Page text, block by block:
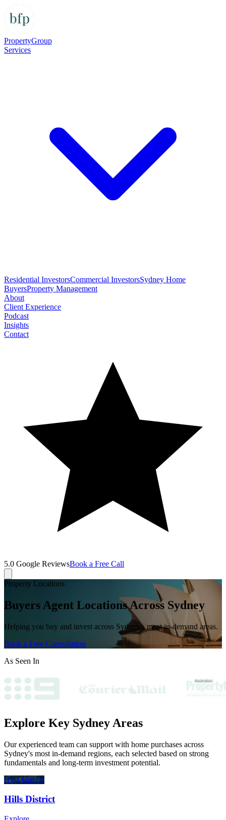
PropertyGroup
Services
Residential InvestorsCommercial InvestorsSydney Home
BuyersProperty Management
About
Client Experience
Podcast
Insights
Contact
5.0 Google Reviews​​​​‌ ‍ ​‍​‍‌‍ ‌ ​‍‌‍‍‌‌‍‌ ‌‍‍‌‌‍ ‍​‍​‍​ ‍‍​‍​‍‌ ​ ‌‍​‌‌‍ ‍‌‍‍‌‌ ‌​‌ ‍‌​‍ ‍‌‍‍‌‌‍ ​‍​‍​‍ ​​‍​‍‌‍‍​‌ ​‍‌‍‌‌‌‍‌‍​‍​‍​ ‍‍​‍​‍‌‍‍​‌ ‌​‌ ‌​‌ ​​‌ ​ ​ ‍‍​‍ ​‍ ‌‍​‍‌‍‌‍‌ ​​​‍ ‌‌ ​​‌ ​‍‌‍ ‌ ​​‌‍‌‌‌ ​‍‌ ‌​‌ ‍‌​‍ ‌‌‍‌ ‌ ​‍‌‍ ‌ ‌‌‌ ​​​‍ ‍‌ ‌‍‌‍‌‌‌ ​‍‌‍​ ‌‍‌‌‌‍ ​​‍ ‍‌‍​‌‌ ​​‌ ​​​‍ ‌ ​ ‌ ‌​‌ ‌‌‌‍‌​‌‍‍‌‌‍ ​‍ ‌‍‍‌‌‍ ‍‌ ‌​‌‍‌‌‌‍ ‍‌ ‌​​‍ ‌‍‌‌‌‍‌​‌‍‍‌‌ ‌​​‍ ‌‍ ‌‌‍ ‌‍‌​‌‍‌‌​ ‌‌ ​​‌ ​‍‌‍‌‌‌ ​ ‌‍‌‌‌‍ ‍‌ ‌​‌‍​‌‌ ‌​‌‍‍‌‌‍ ‌‍ ‍​ ‍ ‌‍‍‌‌‍‌​​ ‌‌ ​ ‌‍‍‌‌ ‌​‌‍‌‌‌‌​ ‌‍‌‌‌ ‌​‌ ‌​‌‍‍‌‌‍ ‍‌‍‌ ‌ ​ ​ ‍ ‌ ‌​‌ ‍‌‌ ​​‌‍‌‌​ ‌‌ ​ ‌‍‍‌‌ ‌​‌‍‌‌‌‌​ ‌‍‌‌‌ ‌​‌ ‌​‌‍‍‌‌‍ ‍‌‍‌ ‌ ​ ​ ‍ ‌ ​​‌‍​‌‌ ‌​‌‍‍​​ ‌‌ ​‍‌‍‌‌‌ ‌‍‌‍‍‌‌‍‌‌‌ ‌ ‌​ ​‌‍​‌‌‍​‍‌‍‌‌‌‍ ​​ ‌‍​‍‌‍​‌‌ ​ ‌‍‌‌‌‌‌‌‌ ​‍‌‍ ​​ ‌‌‍‍​‌ ‌​‌ ‌​‌ ​​‌ ​ ​‍‌‌​ ​ ‌​​‌​‍‌‌​ ​‍‌​‌‍​‍‌‌​ ​‍‌​‌‍‌‍​‍‌‍‌‍‌ ​​​‍ ‌‌ ​​‌ ​‍‌‍ ‌ ​​‌‍‌‌‌ ​‍‌ ‌​‌ ‍‌​‍ ‌‌‍‌ ‌ ​‍‌‍ ‌ ‌‌‌ ​​​‍ ‍‌ ‌‍‌‍‌‌‌ ​‍‌‍​ ‌‍‌‌‌‍ ​​‍ ‍‌‍​‌‌ ​​‌ ​​​‍‌‌​ ​‍‌​‌‍‌ ​ ‌ ‌​‌ ‌‌‌‍‌​‌‍‍‌‌‍ ​‍‌‍‌‍‍‌‌‍‌​​ ‌‌ ​ ‌‍‍‌‌ ‌​‌‍‌‌‌‌​ ‌‍‌‌‌ ‌​‌ ‌​‌‍‍‌‌‍ ‍‌‍‌ ‌ ​ ​‍‌‍‌ ‌​‌ ‍‌‌ ​​‌‍‌‌​ ‌‌ ​ ‌‍‍‌‌ ‌​‌‍‌‌‌‌​ ‌‍‌‌‌ ‌​‌ ‌​‌‍‍‌‌‍ ‍‌‍‌ ‌ ​ ​‍‌‍‌ ​​‌‍​‌‌ ‌​‌‍‍​​ ‌‌ ​‍‌‍‌‌‌ ‌‍‌‍‍‌‌‍‌‌‌ ‌ ‌​ ​‌‍​‌‌‍​‍‌‍‌‌‌‍ ​​‍‌‍‌ ​​‌‍‌‌‌ ​‍‌ ​ ‌ ​​‌‍‌‌‌‍​ ‌ ‌​‌‍‍‌‌ ‌‍‌‍‌‌​ ‌‌ ​​‌ ‌‌‌‍​‍‌‍ ​‌‍‍‌‌ ​ ‌‍‍​‌‍‌‌‌‍‌​​‍​‍‌ ‌Book a Free Call​​​​‌ ‍ ​‍​‍‌‍ ‌ ​‍‌‍‍‌‌‍‌ ‌‍‍‌‌‍ ‍​‍​‍​ ‍‍​‍​‍‌ ​ ‌‍​‌‌‍ ‍‌‍‍‌‌ ‌​‌ ‍‌​‍ ‍‌‍‍‌‌‍ ​‍​‍​‍ ​​‍​‍‌‍‍​‌ ​‍‌‍‌‌‌‍‌‍​‍​‍​ ‍‍​‍​‍‌‍‍​‌ ‌​‌ ‌​‌ ​​‌ ​ ​ ‍‍​‍ ​‍ ‌‍​‍‌‍‌‍‌ ​​​‍ ‌‌ ​​‌ ​‍‌‍ ‌ ​​‌‍‌‌‌ ​‍‌ ‌​‌ ‍‌​‍ ‌‌‍‌ ‌ ​‍‌‍ ‌ ‌‌‌ ​​​‍ ‍‌ ‌‍‌‍‌‌‌ ​‍‌‍​ ‌‍‌‌‌‍ ​​‍ ‍‌‍​‌‌ ​​‌ ​​​‍ ‌ ​ ‌ ‌​‌ ‌‌‌‍‌​‌‍‍‌‌‍ ​‍ ‌‍‍‌‌‍ ‍‌ ‌​‌‍‌‌‌‍ ‍‌ ‌​​‍ ‌‍‌‌‌‍‌​‌‍‍‌‌ ‌​​‍ ‌‍ ‌‌‍ ‌‍‌​‌‍‌‌​ ‌‌ ​​‌ ​‍‌‍‌‌‌ ​ ‌‍‌‌‌‍ ‍‌ ‌​‌‍​‌‌ ‌​‌‍‍‌‌‍ ‌‍ ‍​ ‍ ‌‍‍‌‌‍‌​​ ‌‌ ​ ‌‍‍‌‌ ‌​‌‍‌‌‌‌​ ‌‍‌‌‌ ‌​‌ ‌​‌‍‍‌‌‍ ‍‌‍‌ ‌ ​ ​ ‍ ‌ ‌​‌ ‍‌‌ ​​‌‍‌‌​ ‌‌ ​ ‌‍‍‌‌ ‌​‌‍‌‌‌‌​ ‌‍‌‌‌ ‌​‌ ‌​‌‍‍‌‌‍ ‍‌‍‌ ‌ ​ ​ ‍ ‌ ​​‌‍​‌‌ ‌​‌‍‍​​ ‌‌ ​​‌ ​‍‌‍‍‌‌‍ ‌‌‍​‌‌ ​‍‌ ‍‌‌​​ ‌ ‌​‌‍​‌‌​ ​‌‍​‌‌‍​‍‌‍‌‌‌‍ ​​ ‌‍​‍‌‍​‌‌ ​ ‌‍‌‌‌‌‌‌‌ ​‍‌‍ ​​ ‌‌‍‍​‌ ‌​‌ ‌​‌ ​​‌ ​ ​‍‌‌​ ​ ‌​​‌​‍‌‌​ ​‍‌​‌‍​‍‌‌​ ​‍‌​‌‍‌‍​‍‌‍‌‍‌ ​​​‍ ‌‌ ​​‌ ​‍‌‍ ‌ ​​‌‍‌‌‌ ​‍‌ ‌​‌ ‍‌​‍ ‌‌‍‌ ‌ ​‍‌‍ ‌ ‌‌‌ ​​​‍ ‍‌ ‌‍‌‍‌‌‌ ​‍‌‍​ ‌‍‌‌‌‍ ​​‍ ‍‌‍​‌‌ ​​‌ ​​​‍‌‌​ ​‍‌​‌‍‌ ​ ‌ ‌​‌ ‌‌‌‍‌​‌‍‍‌‌‍ ​‍‌‍‌‍‍‌‌‍‌​​ ‌‌ ​ ‌‍‍‌‌ ‌​‌‍‌‌‌‌​ ‌‍‌‌‌ ‌​‌ ‌​‌‍‍‌‌‍ ‍‌‍‌ ‌ ​ ​‍‌‍‌ ‌​‌ ‍‌‌ ​​‌‍‌‌​ ‌‌ ​ ‌‍‍‌‌ ‌​‌‍‌‌‌‌​ ‌‍‌‌‌ ‌​‌ ‌​‌‍‍‌‌‍ ‍‌‍‌ ‌ ​ ​‍‌‍‌ ​​‌‍​‌‌ ‌​‌‍‍​​ ‌‌ ​​‌ ​‍‌‍‍‌‌‍ ‌‌‍​‌‌ ​‍‌ ‍‌‌​​ ‌ ‌​‌‍​‌‌​ ​‌‍​‌‌‍​‍‌‍‌‌‌‍ ​​‍‌‍‌ ​​‌‍‌‌‌ ​‍‌ ​ ‌ ​​‌‍‌‌‌‍​ ‌ ‌​‌‍‍‌‌ ‌‍‌‍‌‌​ ‌‌ ​​‌ ‌‌‌‍​‍‌‍ ​‌‍‍‌‌ ​ ‌‍‍​‌‍‌‌‌‍‌​​‍​‍‌ ‌
Property Locations​​​​‌ ‍ ​‍​‍‌‍ ‌ ​‍‌‍‍‌‌‍‌ ‌‍‍‌‌‍ ‍​‍​‍​ ‍‍​‍​‍‌ ​ ‌‍​‌‌‍ ‍‌‍‍‌‌ ‌​‌ ‍‌​‍ ‍‌‍‍‌‌‍ ​‍​‍​‍ ​​‍​‍‌‍‍​‌ ​‍‌‍‌‌‌‍‌‍​‍​‍​ ‍‍​‍​‍‌‍‍​‌ ‌​‌ ‌​‌ ​​‌ ​ ​ ‍‍​‍ ​‍ ‌‍​‍‌‍‌‍‌ ​​​‍ ‌‌ ​​‌ ​‍‌‍ ‌ ​​‌‍‌‌‌ ​‍‌ ‌​‌ ‍‌​‍ ‌‌‍‌ ‌ ​‍‌‍ ‌ ‌‌‌ ​​​‍ ‍‌ ‌‍‌‍‌‌‌ ​‍‌‍​ ‌‍‌‌‌‍ ​​‍ ‍‌‍​‌‌ ​​‌ ​​​‍ ‌ ​ ‌ ‌​‌ ‌‌‌‍‌​‌‍‍‌‌‍ ​‍ ‌‍‍‌‌‍ ‍‌ ‌​‌‍‌‌‌‍ ‍‌ ‌​​‍ ‌‍‌‌‌‍‌​‌‍‍‌‌ ‌​​‍ ‌‍ ‌‌‍ ‌‍‌​‌‍‌‌​ ‌‌ ​​‌ ​‍‌‍‌‌‌ ​ ‌‍‌‌‌‍ ‍‌ ‌​‌‍​‌‌ ‌​‌‍‍‌‌‍ ‌‍ ‍​ ‍ ‌‍‍‌‌‍‌​​ ‌‌‍ ​‌‍ ‌‍​ ‌‍​‌‌ ‌​‌‍‍‌‌‍ ‌‍ ‍‌ ​ ‌‌​​‌‍​‌‌‍‌ ‌‍‌‌​ ‍ ‌ ‌​‌ ‍‌‌ ​​‌‍‌‌​ ‌‌‍ ​‌‍ ‌‍​ ‌‍​‌‌ ‌​‌‍‍‌‌‍ ‌‍ ‍‌ ​ ‌‌​​‌‍​‌‌‍‌ ‌‍‌‌​ ‍ ‌ ​​‌‍​‌‌ ‌​‌‍‍​​ ‌‌‍‍​‌‍‌‌‌ ​‍‌‍ ​‍ ‍‌‍‌‌‌ ‍‌‌‍‌‌‌‍​‍‌ ​‍‌‍ ‌ ‌ ​ ‌‍​‍‌‍​‌‌ ​ ‌‍‌‌‌‌‌‌‌ ​‍‌‍ ​​ ‌‌‍‍​‌ ‌​‌ ‌​‌ ​​‌ ​ ​‍‌‌​ ​ ‌​​‌​‍‌‌​ ​‍‌​‌‍​‍‌‌​ ​‍‌​‌‍‌‍​‍‌‍‌‍‌ ​​​‍ ‌‌ ​​‌ ​‍‌‍ ‌ ​​‌‍‌‌‌ ​‍‌ ‌​‌ ‍‌​‍ ‌‌‍‌ ‌ ​‍‌‍ ‌ ‌‌‌ ​​​‍ ‍‌ ‌‍‌‍‌‌‌ ​‍‌‍​ ‌‍‌‌‌‍ ​​‍ ‍‌‍​‌‌ ​​‌ ​​​‍‌‌​ ​‍‌​‌‍‌ ​ ‌ ‌​‌ ‌‌‌‍‌​‌‍‍‌‌‍ ​‍‌‍‌‍‍‌‌‍‌​​ ‌‌‍ ​‌‍ ‌‍​ ‌‍​‌‌ ‌​‌‍‍‌‌‍ ‌‍ ‍‌ ​ ‌‌​​‌‍​‌‌‍‌ ‌‍‌‌​‍‌‍‌ ‌​‌ ‍‌‌ ​​‌‍‌‌​ ‌‌‍ ​‌‍ ‌‍​ ‌‍​‌‌ ‌​‌‍‍‌‌‍ ‌‍ ‍‌ ​ ‌‌​​‌‍​‌‌‍‌ ‌‍‌‌​‍‌‍‌ ​​‌‍​‌‌ ‌​‌‍‍​​ ‌‌‍‍​‌‍‌‌‌ ​‍‌‍ ​‍ ‍‌‍‌‌‌ ‍‌‌‍‌‌‌‍​‍‌ ​‍‌‍ ‌ ‌ ​‍‌‍‌ ​​‌‍‌‌‌ ​‍‌ ​ ‌ ​​‌‍‌‌‌‍​ ‌ ‌​‌‍‍‌‌ ‌‍‌‍‌‌​ ‌‌ ​​‌ ‌‌‌‍​‍‌‍ ​‌‍‍‌‌ ​ ‌‍‍​‌‍‌‌‌‍‌​​‍​‍‌ ‌
Buyers Agent Locations Across Sydney​​​​‌ ‍ ​‍​‍‌‍ ‌ ​‍‌‍‍‌‌‍‌ ‌‍‍‌‌‍ ‍​‍​‍​ ‍‍​‍​‍‌ ​ ‌‍​‌‌‍ ‍‌‍‍‌‌ ‌​‌ ‍‌​‍ ‍‌‍‍‌‌‍ ​‍​‍​‍ ​​‍​‍‌‍‍​‌ ​‍‌‍‌‌‌‍‌‍​‍​‍​ ‍‍​‍​‍‌‍‍​‌ ‌​‌ ‌​‌ ​​‌ ​ ​ ‍‍​‍ ​‍ ‌‍​‍‌‍‌‍‌ ​​​‍ ‌‌ ​​‌ ​‍‌‍ ‌ ​​‌‍‌‌‌ ​‍‌ ‌​‌ ‍‌​‍ ‌‌‍‌ ‌ ​‍‌‍ ‌ ‌‌‌ ​​​‍ ‍‌ ‌‍‌‍‌‌‌ ​‍‌‍​ ‌‍‌‌‌‍ ​​‍ ‍‌‍​‌‌ ​​‌ ​​​‍ ‌ ​ ‌ ‌​‌ ‌‌‌‍‌​‌‍‍‌‌‍ ​‍ ‌‍‍‌‌‍ ‍‌ ‌​‌‍‌‌‌‍ ‍‌ ‌​​‍ ‌‍‌‌‌‍‌​‌‍‍‌‌ ‌​​‍ ‌‍ ‌‌‍ ‌‍‌​‌‍‌‌​ ‌‌ ​​‌ ​‍‌‍‌‌‌ ​ ‌‍‌‌‌‍ ‍‌ ‌​‌‍​‌‌ ‌​‌‍‍‌‌‍ ‌‍ ‍​ ‍ ‌‍‍‌‌‍‌​​ ‌‌‍ ​‌‍ ‌‍​ ‌‍​‌‌ ‌​‌‍‍‌‌‍ ‌‍ ‍‌ ​ ‌‌​​‌‍​‌‌‍‌ ‌‍‌‌​ ‍ ‌ ‌​‌ ‍‌‌ ​​‌‍‌‌​ ‌‌‍ ​‌‍ ‌‍​ ‌‍​‌‌ ‌​‌‍‍‌‌‍ ‌‍ ‍‌ ​ ‌‌​​‌‍​‌‌‍‌ ‌‍‌‌​ ‍ ‌ ​​‌‍​‌‌ ‌​‌‍‍​​ ‌‌‍‍​‌‍‌‌‌ ​‍‌‍ ​‍ ‍‌‍‍​‌‍‌‌‌‍​‌‌‍‌​‌‍ ​‌‍‍‌‌‍ ‍‌‍‌‌​ ‌‍​‍‌‍​‌‌ ​ ‌‍‌‌‌‌‌‌‌ ​‍‌‍ ​​ ‌‌‍‍​‌ ‌​‌ ‌​‌ ​​‌ ​ ​‍‌‌​ ​ ‌​​‌​‍‌‌​ ​‍‌​‌‍​‍‌‌​ ​‍‌​‌‍‌‍​‍‌‍‌‍‌ ​​​‍ ‌‌ ​​‌ ​‍‌‍ ‌ ​​‌‍‌‌‌ ​‍‌ ‌​‌ ‍‌​‍ ‌‌‍‌ ‌ ​‍‌‍ ‌ ‌‌‌ ​​​‍ ‍‌ ‌‍‌‍‌‌‌ ​‍‌‍​ ‌‍‌‌‌‍ ​​‍ ‍‌‍​‌‌ ​​‌ ​​​‍‌‌​ ​‍‌​‌‍‌ ​ ‌ ‌​‌ ‌‌‌‍‌​‌‍‍‌‌‍ ​‍‌‍‌‍‍‌‌‍‌​​ ‌‌‍ ​‌‍ ‌‍​ ‌‍​‌‌ ‌​‌‍‍‌‌‍ ‌‍ ‍‌ ​ ‌‌​​‌‍​‌‌‍‌ ‌‍‌‌​‍‌‍‌ ‌​‌ ‍‌‌ ​​‌‍‌‌​ ‌‌‍ ​‌‍ ‌‍​ ‌‍​‌‌ ‌​‌‍‍‌‌‍ ‌‍ ‍‌ ​ ‌‌​​‌‍​‌‌‍‌ ‌‍‌‌​‍‌‍‌ ​​‌‍​‌‌ ‌​‌‍‍​​ ‌‌‍‍​‌‍‌‌‌ ​‍‌‍ ​‍ ‍‌‍‍​‌‍‌‌‌‍​‌‌‍‌​‌‍ ​‌‍‍‌‌‍ ‍‌‍‌‌​‍‌‍‌ ​​‌‍‌‌‌ ​‍‌ ​ ‌ ​​‌‍‌‌‌‍​ ‌ ‌​‌‍‍‌‌ ‌‍‌‍‌‌​ ‌‌ ​​‌ ‌‌‌‍​‍‌‍ ​‌‍‍‌‌ ​ ‌‍‍​‌‍‌‌‌‍‌​​‍​‍‌ ‌
Helping you buy and invest across Sydney's most in-demand areas.​​​​‌ ‍ ​‍​‍‌‍ ‌ ​‍‌‍‍‌‌‍‌ ‌‍‍‌‌‍ ‍​‍​‍​ ‍‍​‍​‍‌ ​ ‌‍​‌‌‍ ‍‌‍‍‌‌ ‌​‌ ‍‌​‍ ‍‌‍‍‌‌‍ ​‍​‍​‍ ​​‍​‍‌‍‍​‌ ​‍‌‍‌‌‌‍‌‍​‍​‍​ ‍‍​‍​‍‌‍‍​‌ ‌​‌ ‌​‌ ​​‌ ​ ​ ‍‍​‍ ​‍ ‌‍​‍‌‍‌‍‌ ​​​‍ ‌‌ ​​‌ ​‍‌‍ ‌ ​​‌‍‌‌‌ ​‍‌ ‌​‌ ‍‌​‍ ‌‌‍‌ ‌ ​‍‌‍ ‌ ‌‌‌ ​​​‍ ‍‌ ‌‍‌‍‌‌‌ ​‍‌‍​ ‌‍‌‌‌‍ ​​‍ ‍‌‍​‌‌ ​​‌ ​​​‍ ‌ ​ ‌ ‌​‌ ‌‌‌‍‌​‌‍‍‌‌‍ ​‍ ‌‍‍‌‌‍ ‍‌ ‌​‌‍‌‌‌‍ ‍‌ ‌​​‍ ‌‍‌‌‌‍‌​‌‍‍‌‌ ‌​​‍ ‌‍ ‌‌‍ ‌‍‌​‌‍‌‌​ ‌‌ ​​‌ ​‍‌‍‌‌‌ ​ ‌‍‌‌‌‍ ‍‌ ‌​‌‍​‌‌ ‌​‌‍‍‌‌‍ ‌‍ ‍​ ‍ ‌‍‍‌‌‍‌​​ ‌‌‍ ​‌‍ ‌‍​ ‌‍​‌‌ ‌​‌‍‍‌‌‍ ‌‍ ‍‌ ​ ‌‌​​‌‍​‌‌‍‌ ‌‍‌‌​ ‍ ‌ ‌​‌ ‍‌‌ ​​‌‍‌‌​ ‌‌‍ ​‌‍ ‌‍​ ‌‍​‌‌ ‌​‌‍‍‌‌‍ ‌‍ ‍‌ ​ ‌‌​​‌‍​‌‌‍‌ ‌‍‌‌​ ‍ ‌ ​​‌‍​‌‌ ‌​‌‍‍​​ ‌‌‍‍​‌‍‌‌‌ ​‍‌‍ ​‍ ‍‌ ​ ‌ ‌‌‌‍​‍‌‍‍​‌‍‌‌‌‍​‌‌‍‌​‌‍‍‌‌‍ ‍‌‍‌ ​ ‌‍​‍‌‍​‌‌ ​ ‌‍‌‌‌‌‌‌‌ ​‍‌‍ ​​ ‌‌‍‍​‌ ‌​‌ ‌​‌ ​​‌ ​ ​‍‌‌​ ​ ‌​​‌​‍‌‌​ ​‍‌​‌‍​‍‌‌​ ​‍‌​‌‍‌‍​‍‌‍‌‍‌ ​​​‍ ‌‌ ​​‌ ​‍‌‍ ‌ ​​‌‍‌‌‌ ​‍‌ ‌​‌ ‍‌​‍ ‌‌‍‌ ‌ ​‍‌‍ ‌ ‌‌‌ ​​​‍ ‍‌ ‌‍‌‍‌‌‌ ​‍‌‍​ ‌‍‌‌‌‍ ​​‍ ‍‌‍​‌‌ ​​‌ ​​​‍‌‌​ ​‍‌​‌‍‌ ​ ‌ ‌​‌ ‌‌‌‍‌​‌‍‍‌‌‍ ​‍‌‍‌‍‍‌‌‍‌​​ ‌‌‍ ​‌‍ ‌‍​ ‌‍​‌‌ ‌​‌‍‍‌‌‍ ‌‍ ‍‌ ​ ‌‌​​‌‍​‌‌‍‌ ‌‍‌‌​‍‌‍‌ ‌​‌ ‍‌‌ ​​‌‍‌‌​ ‌‌‍ ​‌‍ ‌‍​ ‌‍​‌‌ ‌​‌‍‍‌‌‍ ‌‍ ‍‌ ​ ‌‌​​‌‍​‌‌‍‌ ‌‍‌‌​‍‌‍‌ ​​‌‍​‌‌ ‌​‌‍‍​​ ‌‌‍‍​‌‍‌‌‌ ​‍‌‍ ​‍ ‍‌ ​ ‌ ‌‌‌‍​‍‌‍‍​‌‍‌‌‌‍​‌‌‍‌​‌‍‍‌‌‍ ‍‌‍‌ ​‍‌‍‌ ​​‌‍‌‌‌ ​‍‌ ​ ‌ ​​‌‍‌‌‌‍​ ‌ ‌​‌‍‍‌‌ ‌‍‌‍‌‌​ ‌‌ ​​‌ ‌‌‌‍​‍‌‍ ​‌‍‍‌‌ ​ ‌‍‍​‌‍‌‌‌‍‌​​‍​‍‌ ‌
Book a Free Consultation​​​​‌ ‍ ​‍​‍‌‍ ‌ ​‍‌‍‍‌‌‍‌ ‌‍‍‌‌‍ ‍​‍​‍​ ‍‍​‍​‍‌ ​ ‌‍​‌‌‍ ‍‌‍‍‌‌ ‌​‌ ‍‌​‍ ‍‌‍‍‌‌‍ ​‍​‍​‍ ​​‍​‍‌‍‍​‌ ​‍‌‍‌‌‌‍‌‍​‍​‍​ ‍‍​‍​‍‌‍‍​‌ ‌​‌ ‌​‌ ​​‌ ​ ​ ‍‍​‍ ​‍ ‌‍​‍‌‍‌‍‌ ​​​‍ ‌‌ ​​‌ ​‍‌‍ ‌ ​​‌‍‌‌‌ ​‍‌ ‌​‌ ‍‌​‍ ‌‌‍‌ ‌ ​‍‌‍ ‌ ‌‌‌ ​​​‍ ‍‌ ‌‍‌‍‌‌‌ ​‍‌‍​ ‌‍‌‌‌‍ ​​‍ ‍‌‍​‌‌ ​​‌ ​​​‍ ‌ ​ ‌ ‌​‌ ‌‌‌‍‌​‌‍‍‌‌‍ ​‍ ‌‍‍‌‌‍ ‍‌ ‌​‌‍‌‌‌‍ ‍‌ ‌​​‍ ‌‍‌‌‌‍‌​‌‍‍‌‌ ‌​​‍ ‌‍ ‌‌‍ ‌‍‌​‌‍‌‌​ ‌‌ ​​‌ ​‍‌‍‌‌‌ ​ ‌‍‌‌‌‍ ‍‌ ‌​‌‍​‌‌ ‌​‌‍‍‌‌‍ ‌‍ ‍​ ‍ ‌‍‍‌‌‍‌​​ ‌‌‍ ​‌‍ ‌‍​ ‌‍​‌‌ ‌​‌‍‍‌‌‍ ‌‍ ‍‌ ​ ‌‌​​‌‍​‌‌‍‌ ‌‍‌‌​ ‍ ‌ ‌​‌ ‍‌‌ ​​‌‍‌‌​ ‌‌‍ ​‌‍ ‌‍​ ‌‍​‌‌ ‌​‌‍‍‌‌‍ ‌‍ ‍‌ ​ ‌‌​​‌‍​‌‌‍‌ ‌‍‌‌​ ‍ ‌ ​​‌‍​‌‌ ‌​‌‍‍​​ ‌‌‍‍​‌‍‌‌‌ ​‍‌‍ ​‍ ‍‌ ​​‌ ​‍‌‍‍‌‌‍ ‌‌‍​‌‌ ​‍‌ ‍‌‌​​ ‌ ‌​‌‍​‌​‍ ‍‌‍ ​‌‍​‌‌‍​‍‌‍‌‌‌‍ ​​ ‌‍​‍‌‍​‌‌ ​ ‌‍‌‌‌‌‌‌‌ ​‍‌‍ ​​ ‌‌‍‍​‌ ‌​‌ ‌​‌ ​​‌ ​ ​‍‌‌​ ​ ‌​​‌​‍‌‌​ ​‍‌​‌‍​‍‌‌​ ​‍‌​‌‍‌‍​‍‌‍‌‍‌ ​​​‍ ‌‌ ​​‌ ​‍‌‍ ‌ ​​‌‍‌‌‌ ​‍‌ ‌​‌ ‍‌​‍ ‌‌‍‌ ‌ ​‍‌‍ ‌ ‌‌‌ ​​​‍ ‍‌ ‌‍‌‍‌‌‌ ​‍‌‍​ ‌‍‌‌‌‍ ​​‍ ‍‌‍​‌‌ ​​‌ ​​​‍‌‌​ ​‍‌​‌‍‌ ​ ‌ ‌​‌ ‌‌‌‍‌​‌‍‍‌‌‍ ​‍‌‍‌‍‍‌‌‍‌​​ ‌‌‍ ​‌‍ ‌‍​ ‌‍​‌‌ ‌​‌‍‍‌‌‍ ‌‍ ‍‌ ​ ‌‌​​‌‍​‌‌‍‌ ‌‍‌‌​‍‌‍‌ ‌​‌ ‍‌‌ ​​‌‍‌‌​ ‌‌‍ ​‌‍ ‌‍​ ‌‍​‌‌ ‌​‌‍‍‌‌‍ ‌‍ ‍‌ ​ ‌‌​​‌‍​‌‌‍‌ ‌‍‌‌​‍‌‍‌ ​​‌‍​‌‌ ‌​‌‍‍​​ ‌‌‍‍​‌‍‌‌‌ ​‍‌‍ ​‍ ‍‌ ​​‌ ​‍‌‍‍‌‌‍ ‌‌‍​‌‌ ​‍‌ ‍‌‌​​ ‌ ‌​‌‍​‌​‍ ‍‌‍ ​‌‍​‌‌‍​‍‌‍‌‌‌‍ ​​‍‌‍‌ ​​‌‍‌‌‌ ​‍‌ ​ ‌ ​​‌‍‌‌‌‍​ ‌ ‌​‌‍‍‌‌ ‌‍‌‍‌‌​ ‌‌ ​​‌ ‌‌‌‍​‍‌‍ ​‌‍‍‌‌ ​ ‌‍‍​‌‍‌‌‌‍‌​​‍​‍‌ ‌
As Seen In
Explore Key Sydney Areas​​​​‌ ‍ ​‍​‍‌‍ ‌ ​‍‌‍‍‌‌‍‌ ‌‍‍‌‌‍ ‍​‍​‍​ ‍‍​‍​‍‌ ​ ‌‍​‌‌‍ ‍‌‍‍‌‌ ‌​‌ ‍‌​‍ ‍‌‍‍‌‌‍ ​‍​‍​‍ ​​‍​‍‌‍‍​‌ ​‍‌‍‌‌‌‍‌‍​‍​‍​ ‍‍​‍​‍‌‍‍​‌ ‌​‌ ‌​‌ ​​‌ ​ ​ ‍‍​‍ ​‍ ‌‍​‍‌‍‌‍‌ ​​​‍ ‌‌ ​​‌ ​‍‌‍ ‌ ​​‌‍‌‌‌ ​‍‌ ‌​‌ ‍‌​‍ ‌‌‍‌ ‌ ​‍‌‍ ‌ ‌‌‌ ​​​‍ ‍‌ ‌‍‌‍‌‌‌ ​‍‌‍​ ‌‍‌‌‌‍ ​​‍ ‍‌‍​‌‌ ​​‌ ​​​‍ ‌ ​ ‌ ‌​‌ ‌‌‌‍‌​‌‍‍‌‌‍ ​‍ ‌‍‍‌‌‍ ‍‌ ‌​‌‍‌‌‌‍ ‍‌ ‌​​‍ ‌‍‌‌‌‍‌​‌‍‍‌‌ ‌​​‍ ‌‍ ‌‌‍ ‌‍‌​‌‍‌‌​ ‌‌ ​​‌ ​‍‌‍‌‌‌ ​ ‌‍‌‌‌‍ ‍‌ ‌​‌‍​‌‌ ‌​‌‍‍‌‌‍ ‌‍ ‍​ ‍ ‌‍‍‌‌‍‌​​ ‌‌‍ ​‌‍ ‌‍​ ‌‍​‌‌ ‌​‌‍‍‌‌‍ ‌‍ ‍‌ ​ ‌‌​​‌‍​‌‌‍‌ ‌‍‌‌​ ‍ ‌ ‌​‌ ‍‌‌ ​​‌‍‌‌​ ‌‌‍ ​‌‍ ‌‍​ ‌‍​‌‌ ‌​‌‍‍‌‌‍ ‌‍ ‍‌ ​ ‌‌​​‌‍​‌‌‍‌ ‌‍‌‌​ ‍ ‌ ​​‌‍​‌‌ ‌​‌‍‍​​ ‌‌‍‍‌‌‍ ‍‌ ‌​‌ ​‍‌‍ ​‍ ‍‌ ‌​‌‍‍‌‌ ‌​‌‍ ​‌‍‌‌​ ‌‍​‍‌‍​‌‌ ​ ‌‍‌‌‌‌‌‌‌ ​‍‌‍ ​​ ‌‌‍‍​‌ ‌​‌ ‌​‌ ​​‌ ​ ​‍‌‌​ ​ ‌​​‌​‍‌‌​ ​‍‌​‌‍​‍‌‌​ ​‍‌​‌‍‌‍​‍‌‍‌‍‌ ​​​‍ ‌‌ ​​‌ ​‍‌‍ ‌ ​​‌‍‌‌‌ ​‍‌ ‌​‌ ‍‌​‍ ‌‌‍‌ ‌ ​‍‌‍ ‌ ‌‌‌ ​​​‍ ‍‌ ‌‍‌‍‌‌‌ ​‍‌‍​ ‌‍‌‌‌‍ ​​‍ ‍‌‍​‌‌ ​​‌ ​​​‍‌‌​ ​‍‌​‌‍‌ ​ ‌ ‌​‌ ‌‌‌‍‌​‌‍‍‌‌‍ ​‍‌‍‌‍‍‌‌‍‌​​ ‌‌‍ ​‌‍ ‌‍​ ‌‍​‌‌ ‌​‌‍‍‌‌‍ ‌‍ ‍‌ ​ ‌‌​​‌‍​‌‌‍‌ ‌‍‌‌​‍‌‍‌ ‌​‌ ‍‌‌ ​​‌‍‌‌​ ‌‌‍ ​‌‍ ‌‍​ ‌‍​‌‌ ‌​‌‍‍‌‌‍ ‌‍ ‍‌ ​ ‌‌​​‌‍​‌‌‍‌ ‌‍‌‌​‍‌‍‌ ​​‌‍​‌‌ ‌​‌‍‍​​ ‌‌‍‍‌‌‍ ‍‌ ‌​‌ ​‍‌‍ ​‍ ‍‌ ‌​‌‍‍‌‌ ‌​‌‍ ​‌‍‌‌​‍‌‍‌ ​​‌‍‌‌‌ ​‍‌ ​ ‌ ​​‌‍‌‌‌‍​ ‌ ‌​‌‍‍‌‌ ‌‍‌‍‌‌​ ‌‌ ​​‌ ‌‌‌‍​‍‌‍ ​‌‍‍‌‌ ​ ‌‍‍​‌‍‌‌‌‍‌​​‍​‍‌ ‌
Our experienced team can support with home purchases across
Sydney's most in-demand regions, each selected based on strong
fundamentals and long-term investment potential.​​​​‌ ‍ ​‍​‍‌‍ ‌ ​‍‌‍‍‌‌‍‌ ‌‍‍‌‌‍ ‍​‍​‍​ ‍‍​‍​‍‌ ​ ‌‍​‌‌‍ ‍‌‍‍‌‌ ‌​‌ ‍‌​‍ ‍‌‍‍‌‌‍ ​‍​‍​‍ ​​‍​‍‌‍‍​‌ ​‍‌‍‌‌‌‍‌‍​‍​‍​ ‍‍​‍​‍‌‍‍​‌ ‌​‌ ‌​‌ ​​‌ ​ ​ ‍‍​‍ ​‍ ‌‍​‍‌‍‌‍‌ ​​​‍ ‌‌ ​​‌ ​‍‌‍ ‌ ​​‌‍‌‌‌ ​‍‌ ‌​‌ ‍‌​‍ ‌‌‍‌ ‌ ​‍‌‍ ‌ ‌‌‌ ​​​‍ ‍‌ ‌‍‌‍‌‌‌ ​‍‌‍​ ‌‍‌‌‌‍ ​​‍ ‍‌‍​‌‌ ​​‌ ​​​‍ ‌ ​ ‌ ‌​‌ ‌‌‌‍‌​‌‍‍‌‌‍ ​‍ ‌‍‍‌‌‍ ‍‌ ‌​‌‍‌‌‌‍ ‍‌ ‌​​‍ ‌‍‌‌‌‍‌​‌‍‍‌‌ ‌​​‍ ‌‍ ‌‌‍ ‌‍‌​‌‍‌‌​ ‌‌ ​​‌ ​‍‌‍‌‌‌ ​ ‌‍‌‌‌‍ ‍‌ ‌​‌‍​‌‌ ‌​‌‍‍‌‌‍ ‌‍ ‍​ ‍ ‌‍‍‌‌‍‌​​ ‌‌‍ ​‌‍ ‌‍​ ‌‍​‌‌ ‌​‌‍‍‌‌‍ ‌‍ ‍‌ ​ ‌‌​​‌‍​‌‌‍‌ ‌‍‌‌​ ‍ ‌ ‌​‌ ‍‌‌ ​​‌‍‌‌​ ‌‌‍ ​‌‍ ‌‍​ ‌‍​‌‌ ‌​‌‍‍‌‌‍ ‌‍ ‍‌ ​ ‌‌​​‌‍​‌‌‍‌ ‌‍‌‌​ ‍ ‌ ​​‌‍​‌‌ ‌​‌‍‍​​ ‌‌‍‍‌‌‍ ‍‌ ‌​‌ ​‍‌‍ ​‍ ‍‌‍​‍‌‍ ‌‍‌​‌ ‍‌​ ‌‍​‍‌‍​‌‌ ​ ‌‍‌‌‌‌‌‌‌ ​‍‌‍ ​​ ‌‌‍‍​‌ ‌​‌ ‌​‌ ​​‌ ​ ​‍‌‌​ ​ ‌​​‌​‍‌‌​ ​‍‌​‌‍​‍‌‌​ ​‍‌​‌‍‌‍​‍‌‍‌‍‌ ​​​‍ ‌‌ ​​‌ ​‍‌‍ ‌ ​​‌‍‌‌‌ ​‍‌ ‌​‌ ‍‌​‍ ‌‌‍‌ ‌ ​‍‌‍ ‌ ‌‌‌ ​​​‍ ‍‌ ‌‍‌‍‌‌‌ ​‍‌‍​ ‌‍‌‌‌‍ ​​‍ ‍‌‍​‌‌ ​​‌ ​​​‍‌‌​ ​‍‌​‌‍‌ ​ ‌ ‌​‌ ‌‌‌‍‌​‌‍‍‌‌‍ ​‍‌‍‌‍‍‌‌‍‌​​ ‌‌‍ ​‌‍ ‌‍​ ‌‍​‌‌ ‌​‌‍‍‌‌‍ ‌‍ ‍‌ ​ ‌‌​​‌‍​‌‌‍‌ ‌‍‌‌​‍‌‍‌ ‌​‌ ‍‌‌ ​​‌‍‌‌​ ‌‌‍ ​‌‍ ‌‍​ ‌‍​‌‌ ‌​‌‍‍‌‌‍ ‌‍ ‍‌ ​ ‌‌​​‌‍​‌‌‍‌ ‌‍‌‌​‍‌‍‌ ​​‌‍​‌‌ ‌​‌‍‍​​ ‌‌‍‍‌‌‍ ‍‌ ‌​‌ ​‍‌‍ ​‍ ‍‌‍​‍‌‍ ‌‍‌​‌ ‍‌​‍‌‍‌ ​​‌‍‌‌‌ ​‍‌ ​ ‌ ​​‌‍‌‌‌‍​ ‌ ‌​‌‍‍‌‌ ‌‍‌‍‌‌​ ‌‌ ​​‌ ‌‌‌‍​‍‌‍ ​‌‍‍‌‌ ​ ‌‍‍​‌‍‌‌‌‍‌​​‍​‍‌ ‌
Hills District​​​​‌ ‍ ​‍​‍‌‍ ‌ ​‍‌‍‍‌‌‍‌ ‌‍‍‌‌‍ ‍​‍​‍​ ‍‍​‍​‍‌ ​ ‌‍​‌‌‍ ‍‌‍‍‌‌ ‌​‌ ‍‌​‍ ‍‌‍‍‌‌‍ ​‍​‍​‍ ​​‍​‍‌‍‍​‌ ​‍‌‍‌‌‌‍‌‍​‍​‍​ ‍‍​‍​‍‌‍‍​‌ ‌​‌ ‌​‌ ​​‌ ​ ​ ‍‍​‍ ​‍ ‌‍​‍‌‍‌‍‌ ​​​‍ ‌‌ ​​‌ ​‍‌‍ ‌ ​​‌‍‌‌‌ ​‍‌ ‌​‌ ‍‌​‍ ‌‌‍‌ ‌ ​‍‌‍ ‌ ‌‌‌ ​​​‍ ‍‌ ‌‍‌‍‌‌‌ ​‍‌‍​ ‌‍‌‌‌‍ ​​‍ ‍‌‍​‌‌ ​​‌ ​​​‍ ‌ ​ ‌ ‌​‌ ‌‌‌‍‌​‌‍‍‌‌‍ ​‍ ‌‍‍‌‌‍ ‍‌ ‌​‌‍‌‌‌‍ ‍‌ ‌​​‍ ‌‍‌‌‌‍‌​‌‍‍‌‌ ‌​​‍ ‌‍ ‌‌‍ ‌‍‌​‌‍‌‌​ ‌‌ ​​‌ ​‍‌‍‌‌‌ ​ ‌‍‌‌‌‍ ‍‌ ‌​‌‍​‌‌ ‌​‌‍‍‌‌‍ ‌‍ ‍​ ‍ ‌‍‍‌‌‍‌​​ ‌‌‍ ​‌‍ ‌‍​ ​‍ ‌‌‍‍​‌‍‍‌‌‍ ​‌‍ ​‌ ​ ​ ‍ ‌ ‌​‌ ‍‌‌ ​​‌‍‌‌​ ‌‌‍ ​‌‍ ‌‍​ ‌‍​‌‌ ‌​‌‍‍‌‌‍ ‌‍ ‍​ ‍ ‌ ​​‌‍​‌‌ ‌​‌‍‍​​ ‌‌‍ ‍‌‍​‌‌‍ ‌‌‍‌‌​ ‌‍​‍‌‍​‌‌ ​ ‌‍‌‌‌‌‌‌‌ ​‍‌‍ ​​ ‌‌‍‍​‌ ‌​‌ ‌​‌ ​​‌ ​ ​‍‌‌​ ​ ‌​​‌​‍‌‌​ ​‍‌​‌‍​‍‌‌​ ​‍‌​‌‍‌‍​‍‌‍‌‍‌ ​​​‍ ‌‌ ​​‌ ​‍‌‍ ‌ ​​‌‍‌‌‌ ​‍‌ ‌​‌ ‍‌​‍ ‌‌‍‌ ‌ ​‍‌‍ ‌ ‌‌‌ ​​​‍ ‍‌ ‌‍‌‍‌‌‌ ​‍‌‍​ ‌‍‌‌‌‍ ​​‍ ‍‌‍​‌‌ ​​‌ ​​​‍‌‌​ ​‍‌​‌‍‌ ​ ‌ ‌​‌ ‌‌‌‍‌​‌‍‍‌‌‍ ​‍‌‍‌‍‍‌‌‍‌​​ ‌‌‍ ​‌‍ ‌‍​ ​‍ ‌‌‍‍​‌‍‍‌‌‍ ​‌‍ ​‌ ​ ​‍‌‍‌ ‌​‌ ‍‌‌ ​​‌‍‌‌​ ‌‌‍ ​‌‍ ‌‍​ ‌‍​‌‌ ‌​‌‍‍‌‌‍ ‌‍ ‍​‍‌‍‌ ​​‌‍​‌‌ ‌​‌‍‍​​ ‌‌‍ ‍‌‍​‌‌‍ ‌‌‍‌‌​‍‌‍‌ ​​‌‍‌‌‌ ​‍‌ ​ ‌ ​​‌‍‌‌‌‍​ ‌ ‌​‌‍‍‌‌ ‌‍‌‍‌‌​ ‌‌ ​​‌ ‌‌‌‍​‍‌‍ ​‌‍‍‌‌ ​ ‌‍‍​‌‍‌‌‌‍‌​​‍​‍‌ ‌
Hills District​​​​‌ ‍ ​‍​‍‌‍ ‌ ​‍‌‍‍‌‌‍‌ ‌‍‍‌‌‍ ‍​‍​‍​ ‍‍​‍​‍‌ ​ ‌‍​‌‌‍ ‍‌‍‍‌‌ ‌​‌ ‍‌​‍ ‍‌‍‍‌‌‍ ​‍​‍​‍ ​​‍​‍‌‍‍​‌ ​‍‌‍‌‌‌‍‌‍​‍​‍​ ‍‍​‍​‍‌‍‍​‌ ‌​‌ ‌​‌ ​​‌ ​ ​ ‍‍​‍ ​‍ ‌‍​‍‌‍‌‍‌ ​​​‍ ‌‌ ​​‌ ​‍‌‍ ‌ ​​‌‍‌‌‌ ​‍‌ ‌​‌ ‍‌​‍ ‌‌‍‌ ‌ ​‍‌‍ ‌ ‌‌‌ ​​​‍ ‍‌ ‌‍‌‍‌‌‌ ​‍‌‍​ ‌‍‌‌‌‍ ​​‍ ‍‌‍​‌‌ ​​‌ ​​​‍ ‌ ​ ‌ ‌​‌ ‌‌‌‍‌​‌‍‍‌‌‍ ​‍ ‌‍‍‌‌‍ ‍‌ ‌​‌‍‌‌‌‍ ‍‌ ‌​​‍ ‌‍‌‌‌‍‌​‌‍‍‌‌ ‌​​‍ ‌‍ ‌‌‍ ‌‍‌​‌‍‌‌​ ‌‌ ​​‌ ​‍‌‍‌‌‌ ​ ‌‍‌‌‌‍ ‍‌ ‌​‌‍​‌‌ ‌​‌‍‍‌‌‍ ‌‍ ‍​ ‍ ‌‍‍‌‌‍‌​​ ‌‌‍ ​‌‍ ‌‍​ ​‍ ‌‌‍‍​‌‍‍‌‌‍ ​‌‍ ​‌ ​ ​ ‍ ‌ ‌​‌ ‍‌‌ ​​‌‍‌‌​ ‌‌‍ ​‌‍ ‌‍​ ‌‍​‌‌ ‌​‌‍‍‌‌‍ ‌‍ ‍​ ‍ ‌ ​​‌‍​‌‌ ‌​‌‍‍​​ ‌‌‍ ‍‌‍​‌‌‍ ‌‌‍‌‌​ ‌‍​‍‌‍​‌‌ ​ ‌‍‌‌‌‌‌‌‌ ​‍‌‍ ​​ ‌‌‍‍​‌ ‌​‌ ‌​‌ ​​‌ ​ ​‍‌‌​ ​ ‌​​‌​‍‌‌​ ​‍‌​‌‍​‍‌‌​ ​‍‌​‌‍‌‍​‍‌‍‌‍‌ ​​​‍ ‌‌ ​​‌ ​‍‌‍ ‌ ​​‌‍‌‌‌ ​‍‌ ‌​‌ ‍‌​‍ ‌‌‍‌ ‌ ​‍‌‍ ‌ ‌‌‌ ​​​‍ ‍‌ ‌‍‌‍‌‌‌ ​‍‌‍​ ‌‍‌‌‌‍ ​​‍ ‍‌‍​‌‌ ​​‌ ​​​‍‌‌​ ​‍‌​‌‍‌ ​ ‌ ‌​‌ ‌‌‌‍‌​‌‍‍‌‌‍ ​‍‌‍‌‍‍‌‌‍‌​​ ‌‌‍ ​‌‍ ‌‍​ ​‍ ‌‌‍‍​‌‍‍‌‌‍ ​‌‍ ​‌ ​ ​‍‌‍‌ ‌​‌ ‍‌‌ ​​‌‍‌‌​ ‌‌‍ ​‌‍ ‌‍​ ‌‍​‌‌ ‌​‌‍‍‌‌‍ ‌‍ ‍​‍‌‍‌ ​​‌‍​‌‌ ‌​‌‍‍​​ ‌‌‍ ‍‌‍​‌‌‍ ‌‌‍‌‌​‍‌‍‌ ​​‌‍‌‌‌ ​‍‌ ​ ‌ ​​‌‍‌‌‌‍​ ‌ ‌​‌‍‍‌‌ ‌‍‌‍‌‌​ ‌‌ ​​‌ ‌‌‌‍​‍‌‍ ​‌‍‍‌‌ ​ ‌‍‍​‌‍‌‌‌‍‌​​‍​‍‌ ‌